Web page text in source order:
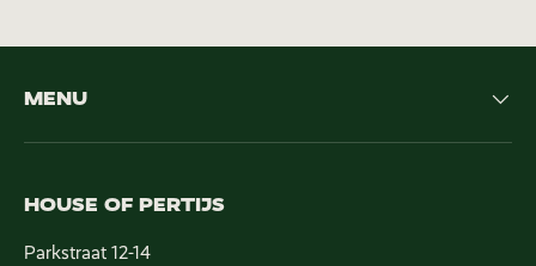
MENU
HOUSE OF PERTIJS
Parkstraat 12-14